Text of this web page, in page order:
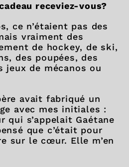
receviez-vous?
ce n’étaient pas des
vraiment des
de hockey, de ski,
des poupées, des
jeux de mécanos ou
avait fabriqué un
avec mes initiales :
qui s’appelait Gaétane
que c’était pour
sur le cœur. Elle m’en